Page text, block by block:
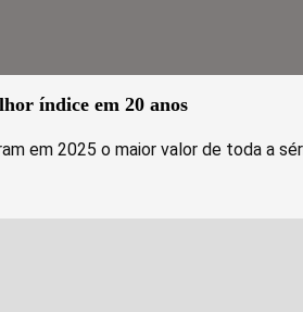
índice em 20 anos
em 2025 o maior valor de toda a